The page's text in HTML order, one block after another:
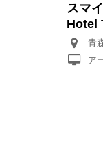
スマ
Hotel
ア